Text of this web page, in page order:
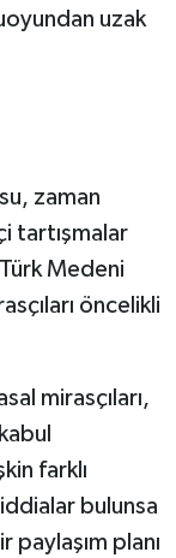
uzak
zaman
tartışmalar
Medeni
öncelikli
mirasçıları,
farklı
bulunsa
paylaşım planı